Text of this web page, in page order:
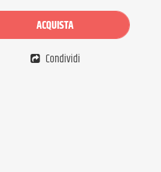
ACQUISTA
Condividi